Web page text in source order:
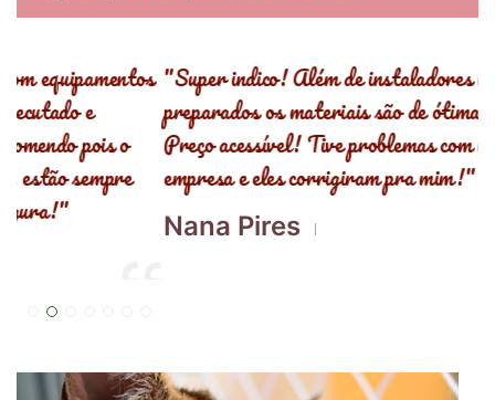
"Super indico! Além de instaladores muito bem
preparados os materiais são de ótima qualidade!
Preço acessível! Tive problemas com redes de outra
empresa e eles corrigiram pra mim!"
Nana Pires